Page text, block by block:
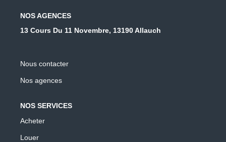
NOS AGENCES
13 Cours Du 11 Novembre, 13190 Allauch
Nous contacter
Nos agences
NOS SERVICES
Acheter
Louer